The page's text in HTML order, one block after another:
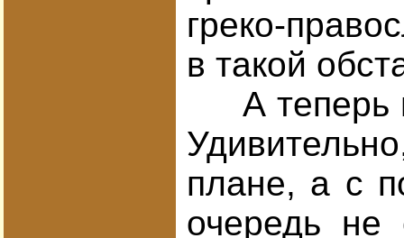
греко-
в такой
А теперь
плане, а с
очередь не